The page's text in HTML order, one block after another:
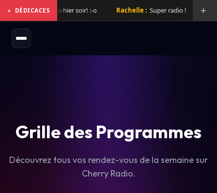
● DÉDICACES
Quel mix de folie hier soir! :-o Rachelle : Super radio !
Grille des Programmes
Découvrez tous vos rendez-vous de la semaine sur
Cherry Radio.